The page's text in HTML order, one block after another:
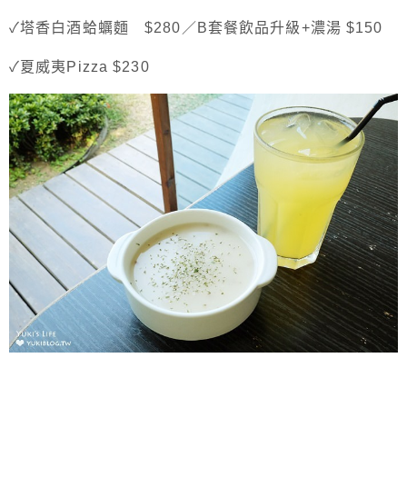
✓塔香白酒蛤蠣麵 $280／B套餐飲品升級+濃湯 $150
✓夏威夷Pizza $230